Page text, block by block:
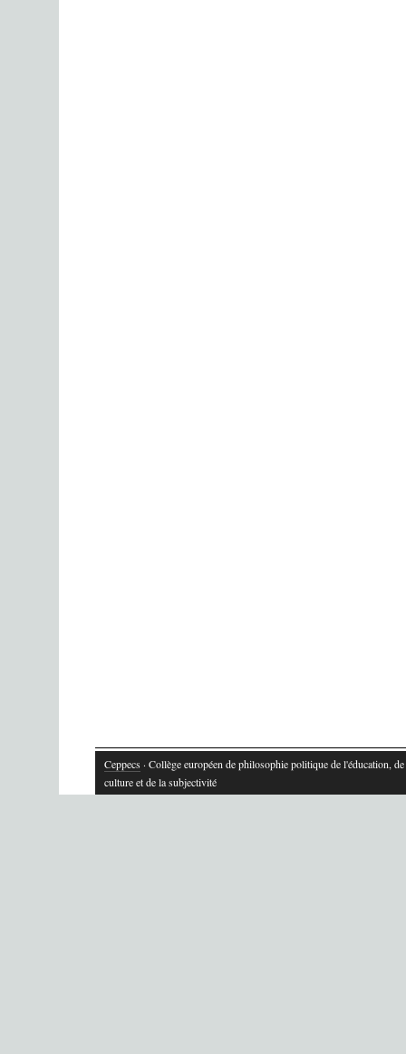
Ceppecs · Collège européen de philosophie politique de l'éducation,
culture et de la subjectivité